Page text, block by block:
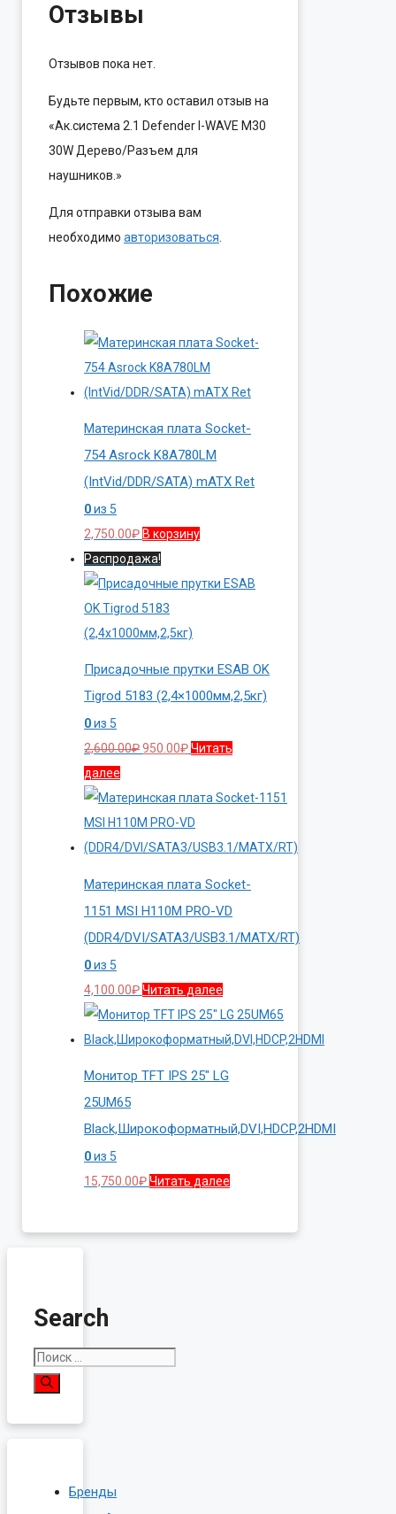
Отзывы
Отзывов пока нет.
Будьте первым, кто оставил отзыв на
«Ак.система 2.1 Defender I-WAVE M30
30W Дерево/Разъем для
наушников.»
Для отправки отзыва вам
необходимо авторизоваться
Похожие
Материнская плата Socket-
754 Asrock K8A780LM
(IntVid/DDR/SATA) mATX Ret
0из 5
2,750.00₽ В корзину
Распродажа!
Присадочные прутки ESAB OK
Tigrod 5183 (2,4×1000мм,2,5кг)
0из 5
2,600.00₽Первоначальная
составляла
2,600.00₽.
950.00₽Текущая
950.00₽.
Читать
далее
Материнская плата Socket-
1151 MSI H110M PRO-VD
(DDR4/DVI/SATA3/USB3.1/MATX/RT)
0из 5
4,100.00₽Читать далее
Монитор TFT IPS 25″ LG
25UM65
Black,Широкоформатный,DVI,HDCP,2HDMI
0из 5
15,750.00₽Читать далее
Search
Поиск:
Бренды